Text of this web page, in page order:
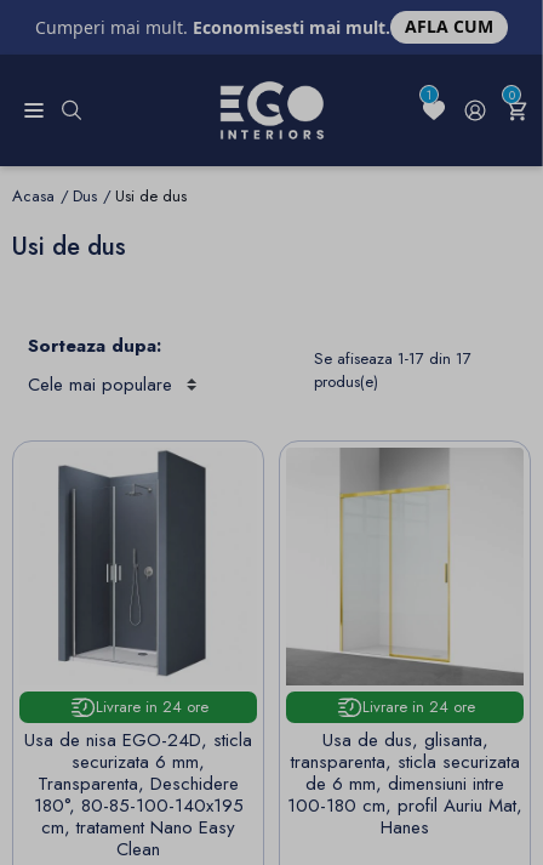
Cumperi mai mult. Economisesti mai mult. AFLA CUM
1 0
Acasa Dus Usi de dus
Usi de dus
Sorteaza dupa:
Se afiseaza 1-17 din 17
produs(e)
Livrare in 24 ore
Usa de nisa EGO-24D, sticla
securizata 6 mm,
Transparenta, Deschidere
180°, 80-85-100-140x195
cm, tratament Nano Easy
Clean
Livrare in 24 ore
Usa de dus, glisanta,
transparenta, sticla securizata
de 6 mm, dimensiuni intre
100-180 cm, profil Auriu Mat,
Hanes